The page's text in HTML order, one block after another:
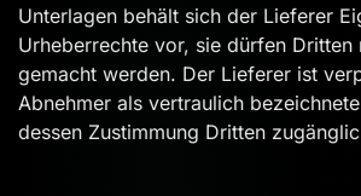
Unterlagen behält sich der Lieferer
Urheberrechte vor, sie dürfen
gemacht werden. Der Lieferer ist
Abnehmer als vertraulich
dessen Zustimmung Dritten